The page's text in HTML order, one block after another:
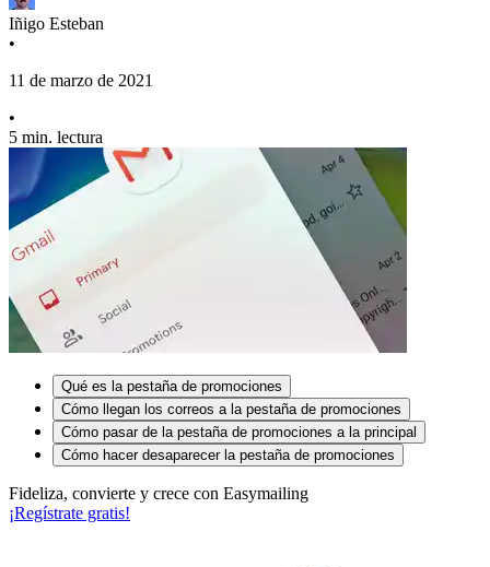
Iñigo Esteban
•
11 de marzo de 2021
•
5 min. lectura
Qué es la pestaña de promociones
Cómo llegan los correos a la pestaña de promociones
Cómo pasar de la pestaña de promociones a la principal
Cómo hacer desaparecer la pestaña de promociones
Fideliza, convierte y crece con Easymailing
¡Regístrate gratis!